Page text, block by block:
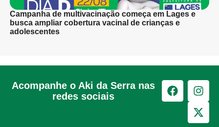
Campanha de multivacinação começa em Lages e
busca ampliar cobertura vacinal de crianças e
adolescentes
Acompanhe o Aki da Serra nas
redes sociais